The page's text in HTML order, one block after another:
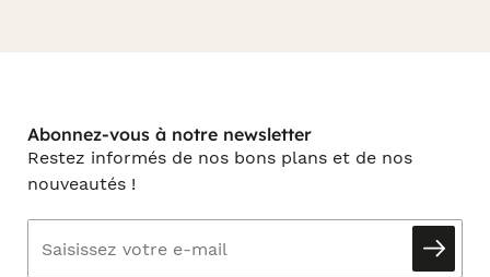
Abonnez-vous à notre newsletter
Restez informés de nos bons plans et de nos
nouveautés !